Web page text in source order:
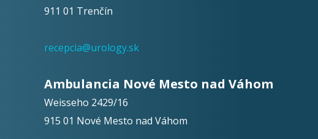
911 01 Trenčín
recepcia@urology.sk
Ambulancia Nové Mesto nad Váhom
Weisseho 2429/16
915 01 Nové Mesto nad Váhom